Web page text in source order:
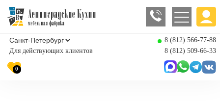
8 (812) 566-77-88
Для действующих клиентов
8 (812) 509-66-33
0